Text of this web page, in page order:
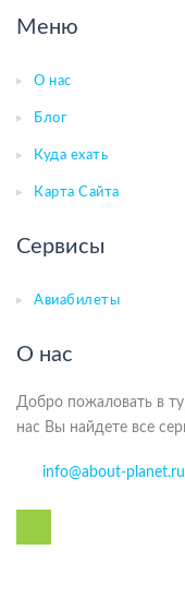
Меню
О нас
Блог
Куда ехать
Карта Сайта
Сервисы
Авиабилеты
О нас
Добро пожаловать в
нас Вы найдете все
info@about-planet.ru